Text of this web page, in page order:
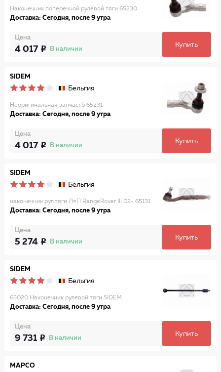
Наконечник поперечной рулевой тяги 65230
Доставка: Сегодня, после 9 утра
Цена
4 017 В наличии
Купить
SIDEM
Бельгия
Неоригинальная запчастb 65231
Доставка: Сегодня, после 9 утра
Цена
4 017 В наличии
Купить
SIDEM
Бельгия
наконечник рул.тяги Л=П RangeRover III 02- 65131
Доставка: Сегодня, после 9 утра
Цена
5 274 В наличии
Купить
SIDEM
Бельгия
65020 Наконечник рулевой тяги SIDEM
Доставка: Сегодня, после 9 утра
Цена
9 731 В наличии
Купить
MAPCO